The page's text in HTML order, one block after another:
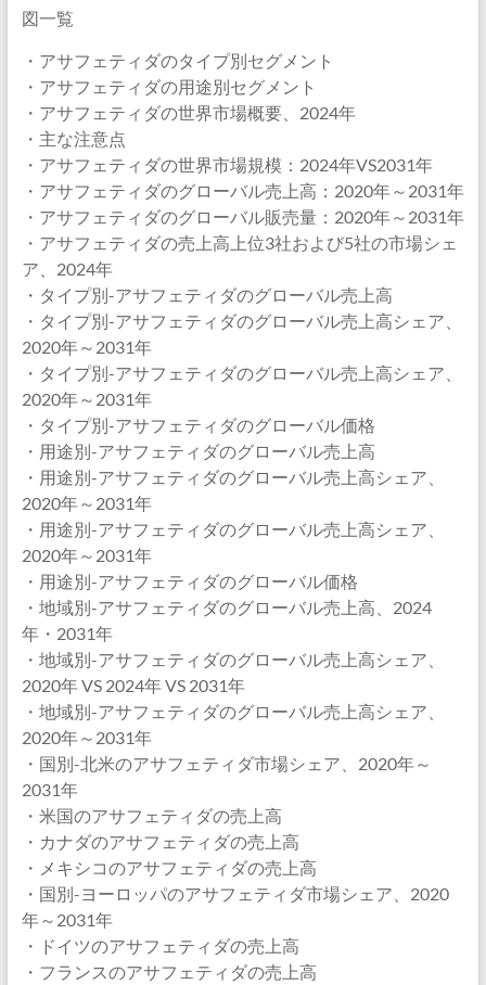
図一覧
・アサフェティダのタイプ別セグメント
・アサフェティダの用途別セグメント
・アサフェティダの世界市場概要、2024年
・主な注意点
・アサフェティダの世界市場規模：2024年VS2031年
・アサフェティダのグローバル売上高：2020年～2031年
・アサフェティダのグローバル販売量：2020年～2031年
・アサフェティダの売上高上位3社および5社の市場シェ
ア、2024年
・タイプ別-アサフェティダのグローバル売上高
・タイプ別-アサフェティダのグローバル売上高シェア、
2020年～2031年
・タイプ別-アサフェティダのグローバル売上高シェア、
2020年～2031年
・タイプ別-アサフェティダのグローバル価格
・用途別-アサフェティダのグローバル売上高
・用途別-アサフェティダのグローバル売上高シェア、
2020年～2031年
・用途別-アサフェティダのグローバル売上高シェア、
2020年～2031年
・用途別-アサフェティダのグローバル価格
・地域別-アサフェティダのグローバル売上高、2024
年・2031年
・地域別-アサフェティダのグローバル売上高シェア、
2020年 VS 2024年 VS 2031年
・地域別-アサフェティダのグローバル売上高シェア、
2020年～2031年
・国別-北米のアサフェティダ市場シェア、2020年～
2031年
・米国のアサフェティダの売上高
・カナダのアサフェティダの売上高
・メキシコのアサフェティダの売上高
・国別-ヨーロッパのアサフェティダ市場シェア、2020
年～2031年
・ドイツのアサフェティダの売上高
・フランスのアサフェティダの売上高